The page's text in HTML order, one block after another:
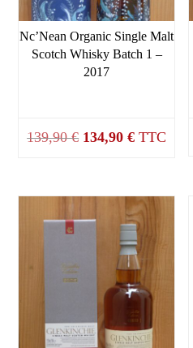
Nc’Nean Organic Single Malt
Scotch Whisky Batch 1 –
2017
139,90€ Le
était :
139,90 €.
134,90€Le
est :
134,90 €.
TTC